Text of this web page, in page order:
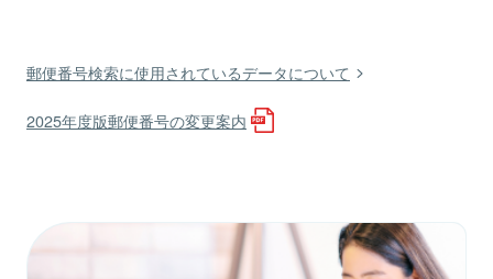
郵便番号検索に使用されているデータについて
2025年度版郵便番号の変更案内